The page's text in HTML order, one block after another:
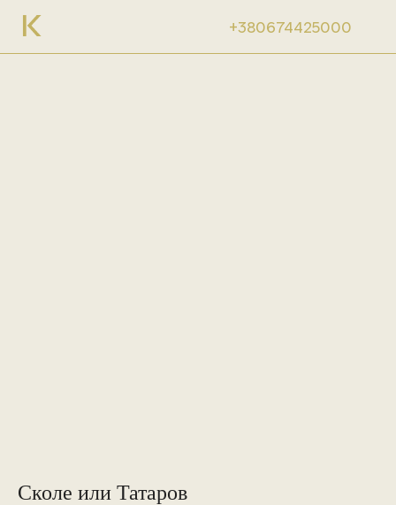
+380674425000
Сколе или Татаров